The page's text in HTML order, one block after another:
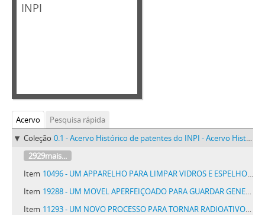
INPI
Acervo
Pesquisa rápida
Coleção 0.1 - Acervo Histórico de patentes do INPI - Acervo Histórico de patentes do INPI
2929mais...
Item 10496 - UM APPARELHO PARA LIMPAR VIDROS E ESPELHOS DENOMINADA IDEAL
Item 19288 - UM MOVEL APERFEIÇOADO PARA GUARDAR GENEROS ALIMENTICIOS, DENOMINADO DESPENSA ALEXANDRE
Item 11293 - UM NOVO PROCESSO PARA TORNAR RADIOATIVOS OBJECTOS DE QUALQUER NATUREZA E FORMA E NOVOS PRODUCTOS INDUSTRIAES OBTIDOS PELO DITO PROCESSO